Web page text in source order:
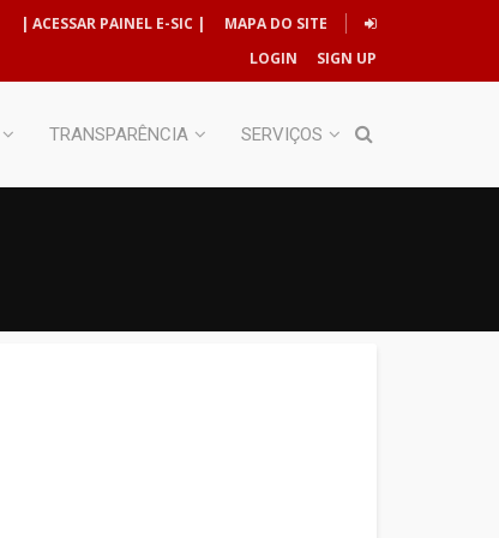
| ACESSAR PAINEL E-SIC |
MAPA DO SITE
LOGIN
SIGN UP
TRANSPARÊNCIA SERVIÇOS